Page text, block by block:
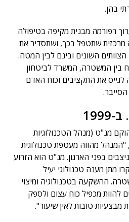
בהן.
רפורמה מבנית מקיפה בטיפולה
מרכזית שתטפל בכך, ושתסדיר את
השונים ובינם לבין המטה.
בין המשטרה, המשרד לביטחון
את התקציבים וכוח האדם
שנים רבות, ב-1999, הוקם מנ"ט (מנהל הטכנולוגיות
מהווה מעטפת טכנולוגית
בפני הארגון. מנ"ט הוא הזרוע
מתן מענה טכנולוגי יעיל
ההשקעה בטכנולוגיה ומיצוי
להוות מכפיל כוח עצום ולספק
מבצעיות טובות לאין שיעור".